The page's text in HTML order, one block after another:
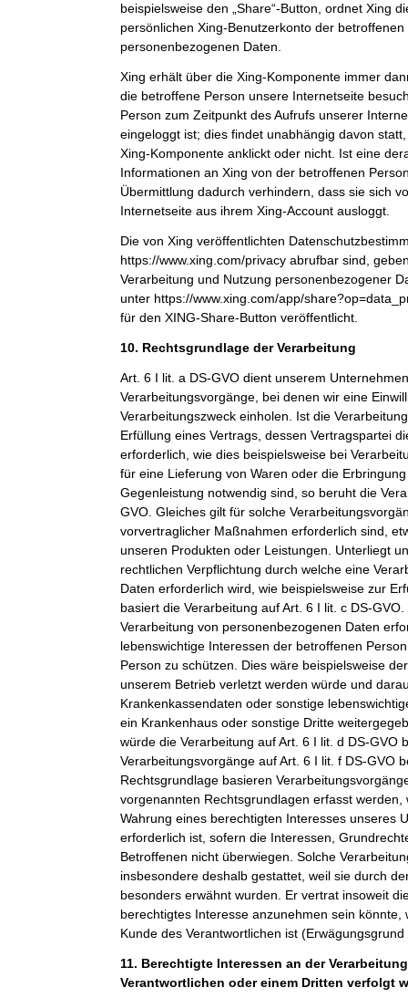
beispielsweise den „Share“-Button, ordnet Xing
persönlichen Xing-Benutzerkonto der
personenbezogenen Daten.
Xing erhält über die Xing-Komponente immer
die betroffene Person unsere Internetseite
Person zum Zeitpunkt des Aufrufs unserer
eingeloggt ist; dies findet unabhängig davon
Xing-Komponente anklickt oder nicht. Ist eine
Informationen an Xing von der betroffenen
Übermittlung dadurch verhindern, dass sie sich
Internetseite aus ihrem Xing-Account ausloggt.
Die von Xing veröffentlichten
https://www.xing.com/privacy abrufbar sind,
Verarbeitung und Nutzung personenbezogener
unter https://www.xing.com/app/
für den XING-Share-Button veröffentlicht.
10. Rechtsgrundlage der Verarbeitung
Art. 6 I lit. a DS-GVO dient unserem
Verarbeitungsvorgänge, bei denen wir eine
Verarbeitungszweck einholen. Ist die
Erfüllung eines Vertrags, dessen Vertragspartei
erforderlich, wie dies beispielsweise bei
für eine Lieferung von Waren oder die
Gegenleistung notwendig sind, so beruht die
GVO. Gleiches gilt für solche
vorvertraglicher Maßnahmen erforderlich sind,
unseren Produkten oder Leistungen. Unterliegt
rechtlichen Verpflichtung durch welche eine
Daten erforderlich wird, wie beispielsweise zur
basiert die Verarbeitung auf Art. 6 I lit. c DS-
Verarbeitung von personenbezogenen Daten
lebenswichtige Interessen der betroffenen
Person zu schützen. Dies wäre beispielsweise
unserem Betrieb verletzt werden würde und
Krankenkassendaten oder sonstige
ein Krankenhaus oder sonstige Dritte
würde die Verarbeitung auf Art. 6 I lit. d DS-GVO
Verarbeitungsvorgänge auf Art. 6 I lit. f DS-GVO
Rechtsgrundlage basieren
vorgenannten Rechtsgrundlagen erfasst werden,
Wahrung eines berechtigten Interesses unseres
erforderlich ist, sofern die Interessen,
Betroffenen nicht überwiegen. Solche
insbesondere deshalb gestattet, weil sie durch
besonders erwähnt wurden. Er vertrat insoweit
berechtigtes Interesse anzunehmen sein
Kunde des Verantwortlichen ist
11. Berechtigte Interessen an der
Verantwortlichen oder einem Dritten verfolgt